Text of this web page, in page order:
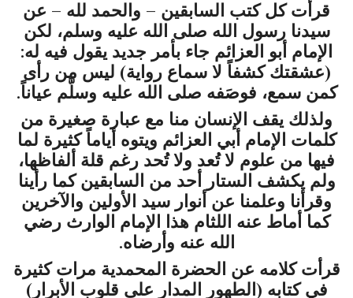
قرأت كل كتب السابقين – والحمد لله – عن
سيدنا رسول الله صلى الله عليه وسلم، لكن
الإمام أبو العزائم جاء بأمر جديد يقول فيه له:
(عشقتك كشفاً لا سماع رواية) ليس من رأى
كمن سمع، فوصَفه صلى الله عليه وسلَّم عياناً.
ولذلك يقف الإنسان منا مع عبارة صغيرة من
كلمات الإمام أبي العزائم ويتوه أياماً كثيرة لما
فيها من علوم لا تُعد ولا تُحد رغم قلة ألفاظها،
ولم يكشف الستار أحد من السابقين كما رأينا
وقرأنا وعلمنا عن أنوار سيد الأولين والآخرين
كما أماط عنه اللثام هذا الإمام الوارث رضي
الله عنه وأرضاه.
قرأت كلامه عن الحضرة المحمدية مرات كثيرة
في كتابه (الطهور المدار على قلوب الأبرار)